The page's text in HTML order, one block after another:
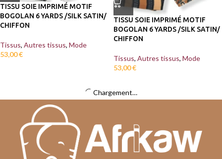
TISSU SOIE IMPRIMÉ MOTIF
BOGOLAN 6 YARDS /SILK SATIN/
CHIFFON
Tissus, Autres tissus, Mode
53,00€
TISSU SOIE IMPRIMÉ MOTIF
BOGOLAN 6 YARDS /SILK SATIN/
CHIFFON
Tissus, Autres tissus, Mode
53,00€
Chargement…